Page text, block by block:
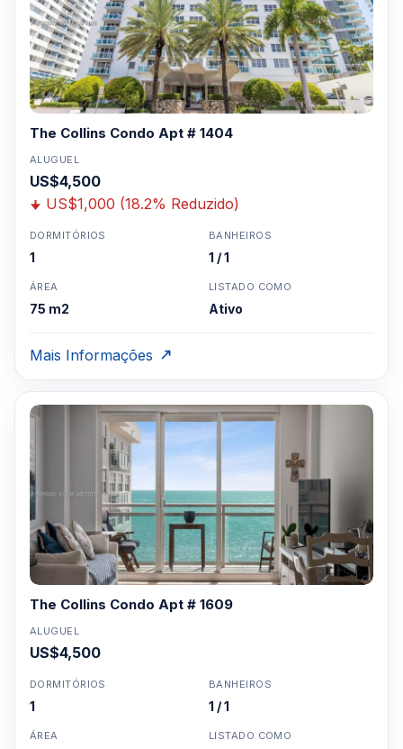
The Collins Condo Apt # 1404
ALUGUEL
US$4,500
US$1,000 (18.2% Reduzido)
DORMITÓRIOS
1
BANHEIROS
1 / 1
ÁREA
75 m2
LISTADO COMO
Ativo
Mais Informações
The Collins Condo Apt # 1609
ALUGUEL
US$4,500
DORMITÓRIOS
1
BANHEIROS
1 / 1
ÁREA LISTADO COMO